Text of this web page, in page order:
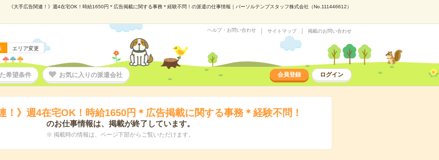
《大手広告関連！》週4在宅OK！時給1650円＊広告掲載に関する事務＊経験不問！の派遣の仕事情報｜パーソルテンプスタッフ株式会社（No.111446612）
エリア変更
ヘルプ・お問い合わせ サイトマップ 掲載のお問い合わせ
希望条件 お気に入りの派遣会社 会員登録 ログイン
！》週4在宅OK！時給1650円＊広告掲載に関する事務＊経験不問！
のお仕事情報は、掲載が終了しています。
※ 掲載時の情報は、ページ下部からご覧いただけます。